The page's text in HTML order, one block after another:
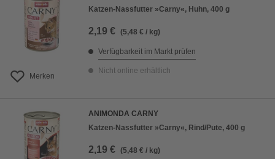
Merken
Katzen-Nassfutter »Carny«, Huhn, 400 g
2,19 € (5,48 € / kg)
Verfügbarkeit im Markt prüfen
Nicht online erhältlich
ANIMONDA CARNY
Katzen-Nassfutter »Carny«, Rind/Pute, 400 g
2,19 € (5,48 € / kg)